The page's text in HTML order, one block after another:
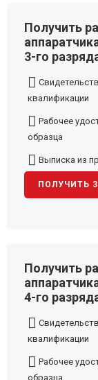
Получить
3-го
квалификации
Рабочее
образца
Выписка из
ПОЛУЧИТЬ
Получить
4-го
квалификации
Рабочее
образца